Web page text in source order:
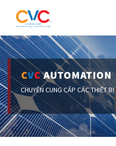
CHUYÊN CUNG CẤP CÁC THIẾT